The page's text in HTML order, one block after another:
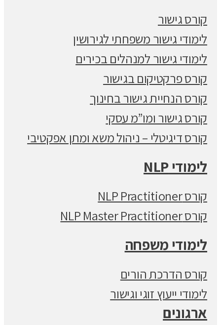
קורס גישור
לימודי גישור משפחתי לגירושין
לימודי גישור למנהלים בכירים
קורס פרקטיקום בגישור
קורס הנחיית גישור בחינוך
קורס גישור ומו”מ עסקי
קורס דיגיטלי – ניהול משא ומתן אפקטיבי
לימודי NLP
קורס NLP Practitioner
קורס NLP Master Practitioner
לימודי משפחה
קורס הדרכת הורים
לימודי ייעוץ זוגי וגישור
ארגונים